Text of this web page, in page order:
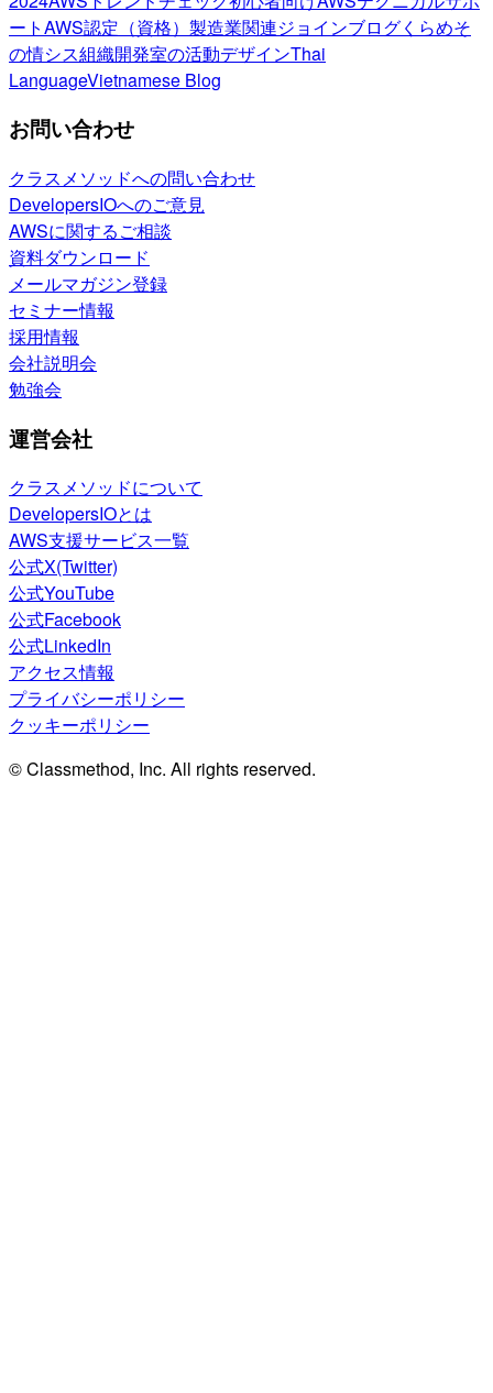
ートAWS認定（資格） 製造業関連ジョインブログくらめそ
の情シス組織開発室の活動デザインThai
LanguageVietnamese Blog
お問い合わせ
クラスメソッドへの問い合わせ
DevelopersIOへのご意見
AWSに関するご相談
資料ダウンロード
メールマガジン登録
セミナー情報
採用情報
会社説明会
勉強会
運営会社
クラスメソッドについて
DevelopersIOとは
AWS支援サービス一覧
公式X(Twitter)
公式YouTube
公式Facebook
公式LinkedIn
アクセス情報
プライバシーポリシー
クッキーポリシー
© Classmethod, Inc. All rights reserved.